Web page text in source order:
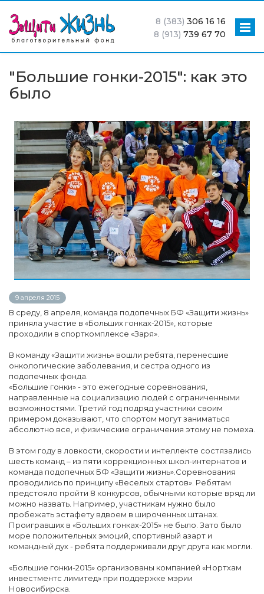
8 (383) 306 16 16
8 (913) 739 67 70
"Большие гонки-2015": как это
было
9 апреля 2015
В среду, 8 апреля, команда подопечных БФ «Защити жизнь»
приняла участие в «Больших гонках-2015», которые
проходили в спорткомплексе «Заря».
В команду «Защити жизнь» вошли ребята, перенесшие
онкологические заболевания, и сестра одного из
подопечных фонда.
«Большие гонки» - это ежегодные соревнования,
направленные на социализацию людей с ограниченными
возможностями. Третий год подряд участники своим
примером доказывают, что спортом могут заниматься
абсолютно все, и физические ограничения этому не помеха.
В этом году в ловкости, скорости и интеллекте состязались
шесть команд – из пяти коррекционных школ-интернатов и
команда подопечных БФ «Защити жизнь».Соревнования
проводились по принципу «Веселых стартов». Ребятам
предстояло пройти 8 конкурсов, обычными которые вряд ли
можно назвать. Например, участникам нужно было
пробежать эстафету вдвоем в широченных штанах.
Проигравших в «Больших гонках-2015» не было. Зато было
море положительных эмоций, спортивный азарт и
командный дух - ребята поддерживали друг друга как могли.
«Большие гонки-2015» организованы компанией «Нортхам
инвестментс лимитед» при поддержке мэрии
Новосибирска.